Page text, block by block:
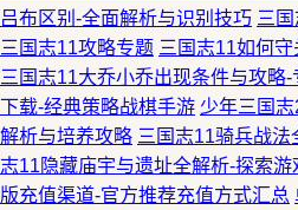
吕布区别-全面解析与识别技巧 三
三国志11攻略专题 三国志11如何
三国志11大乔小乔出现条件与攻略-
下载-经典策略战棋手游 少年三国
解析与培养攻略 三国志11骑兵战
志11隐藏庙宇与遗址全解析-探索游
版充值渠道-官方推荐充值方式汇总